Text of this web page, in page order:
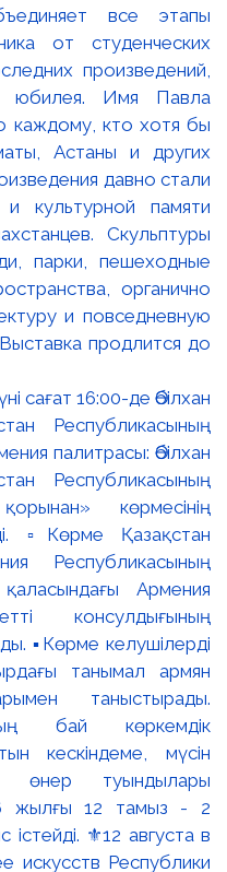
все этапы
от студенческих
произведений,
юбилея. Имя Павла
кто хотя бы
Астаны и других
давно стали
культурной памяти
Скульптуры
парки, пешеходные
органично
и повседневную
продлится до